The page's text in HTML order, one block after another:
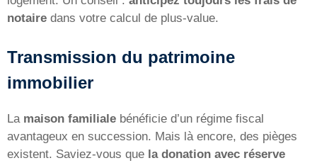
notaire dans votre calcul de plus-value.
Transmission du patrimoine
immobilier
La maison familiale bénéficie d’un régime fiscal
avantageux en succession. Mais là encore, des pièges
existent. Saviez-vous que la donation avec réserve